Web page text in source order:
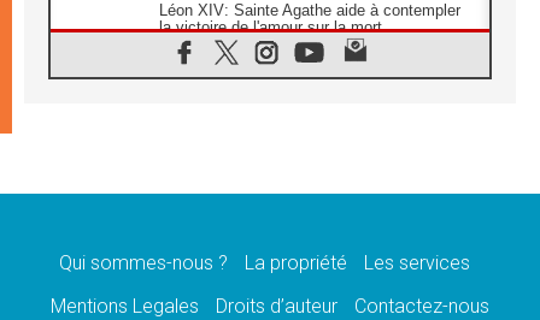
Léon XIV: Sainte Agathe aide à contempler
la victoire de l'amour sur la mort
08.08.2026
«Relancer l'empathie», le projet Triennal d'art
08.08.2026
07.08.2026
Calapan devient un diocèse
Qui sommes-nous ? La propriété
Les services
Mentions Legales
Droits d’auteur Contactez-nous